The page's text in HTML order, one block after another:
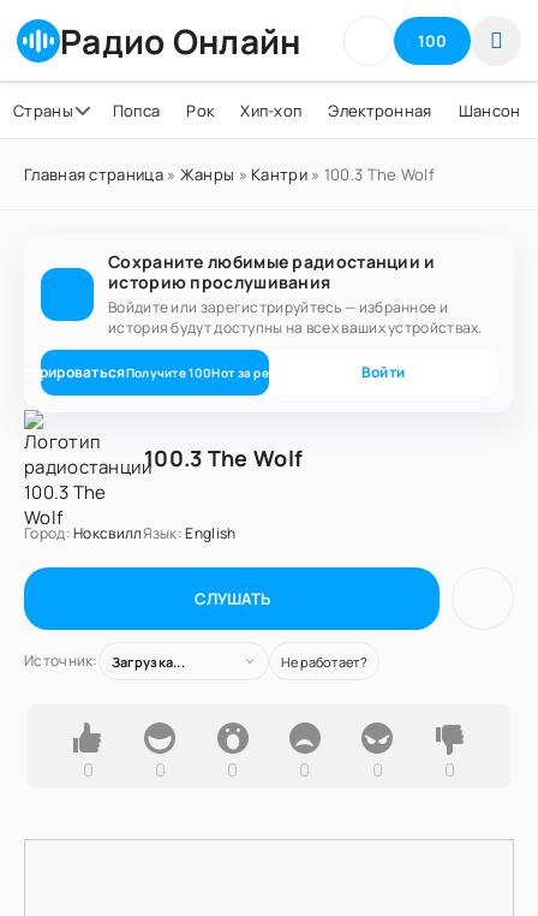
Радио Онлайн 100
Страны Попса Рок Хип-хоп Электронная Шансон
Главная страница» Жанры » Кантри» 100.3 The Wolf
Сохраните любимые радиостанции и
историю прослушивания
Войдите или зарегистрируйтесь — избранное и
история будут доступны на всех ваших устройствах.
Получите100Нот за регистрацию Войти
100.3 The Wolf
Город:НоксвиллЯзык:English
СЛУШАТЬ
Источник: Загрузка... Не работает?
0 0 0 0 0 0